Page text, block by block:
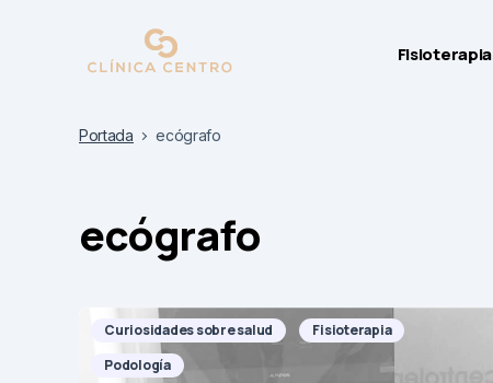
Fisioterapia
Portada ecógrafo
ecógrafo
Curiosidades sobre salud
Fisioterapia
Podología